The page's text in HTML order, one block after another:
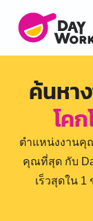
ค้นหา
โค
ตำแหน่งงานคุ
คุณที่สุด กับ
เร็วสุดใน